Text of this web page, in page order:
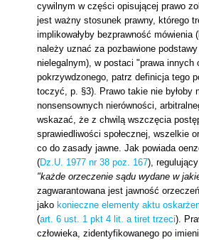
cywilnym w części opisującej prawo
jest ważny stosunek prawny, którego
implikowałyby bezprawność
należy uznać za pozbawione
nielegalnym), w postaci "prawa innych
pokrzywdzonego, patrz definicja tego
toczyć, p. §3). Prawo takie nie byłoby
nonsensownych nierówności,
wskazać, że z chwilą wszczęcia
sprawiedliwości społecznej, wszelkie
co do zasady jawne. Jak powiada
(Dz.U. 1977 nr 38 poz. 167),
"każde orzeczenie sądu wydane w
zagwarantowana jest jawność
jako konieczne elementy aktu
(art. 6 ust. 1 pkt 4 lit. a tiret trzeci).
człowieka, zidentyfikowanego po